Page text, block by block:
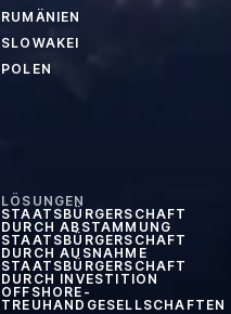
RUMÄNIEN
SLOWAKEI
POLEN
LÖSUNGEN
STAATSBÜRGERSCHAFT
DURCH ABSTAMMUNG
STAATSBÜRGERSCHAFT
DURCH AUSNAHME
STAATSBÜRGERSCHAFT
DURCH INVESTITION
OFFSHORE-
TREUHANDGESELLSCHAFTEN